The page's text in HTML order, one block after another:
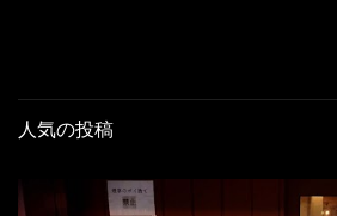
人気の投稿